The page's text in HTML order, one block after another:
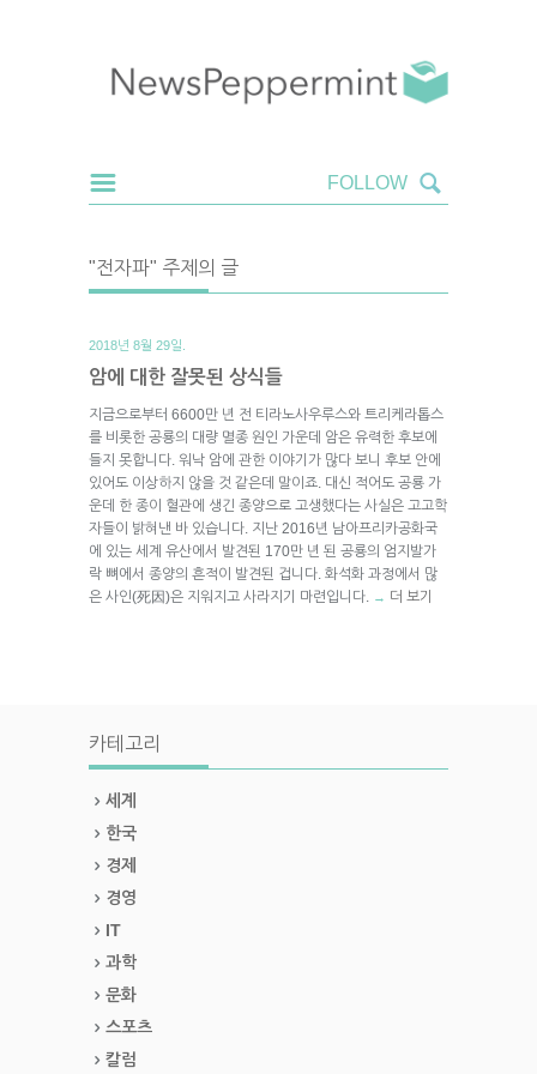
"전자파" 주제의 글
2018년 8월 29일.
암에 대한 잘못된 상식들
지금으로부터 6600만 년 전 티라노사우루스와 트리케라톱스
를 비롯한 공룡의 대량 멸종 원인 가운데 암은 유력한 후보에
들지 못합니다. 워낙 암에 관한 이야기가 많다 보니 후보 안에
있어도 이상하지 않을 것 같은데 말이죠. 대신 적어도 공룡 가
운데 한 종이 혈관에 생긴 종양으로 고생했다는 사실은 고고학
자들이 밝혀낸 바 있습니다. 지난 2016년 남아프리카공화국
에 있는 세계 유산에서 발견된 170만 년 된 공룡의 엄지발가
락 뼈에서 종양의 흔적이 발견된 겁니다. 화석화 과정에서 많
은 사인(死因)은 지워지고 사라지기 마련입니다.
→ 더 보기
카테고리
세계
한국
경제
경영
IT
과학
문화
스포츠
칼럼